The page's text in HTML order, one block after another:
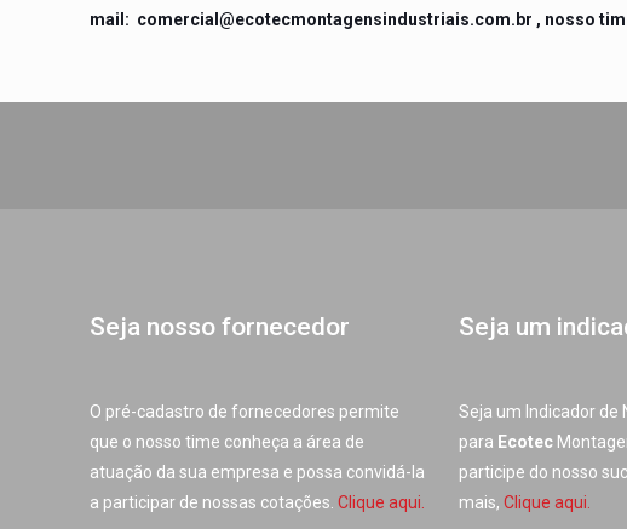
mail: comercial@ecotecmontagensindustriais.com.br , nosso
Seja nosso fornecedor
O pré-cadastro de fornecedores permite
que o nosso time conheça a área de
atuação da sua empresa e possa convidá-la
a participar de nossas cotações.Clique aqui.
Seja um
Seja um Indicador de
para Ecotec
participe do nosso
mais,Clique aqui.